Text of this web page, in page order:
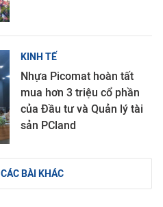
KINH TẾ
Nhựa Picomat hoàn tất
mua hơn 3 triệu cổ phần
của Đầu tư và Quản lý tài
sản PCland
BÀI KHÁC